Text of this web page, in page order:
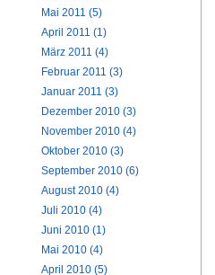
Mai 2011 (5)
April 2011 (1)
März 2011 (4)
Februar 2011 (3)
Januar 2011 (3)
Dezember 2010 (3)
November 2010 (4)
Oktober 2010 (3)
September 2010 (6)
August 2010 (4)
Juli 2010 (4)
Juni 2010 (1)
Mai 2010 (4)
April 2010 (5)